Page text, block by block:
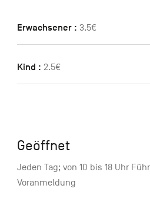
Erwachsener : 3.5€
Kind : 2.5€
Geöffnet
Jeden Tag; von 10 bis 18 Uhr
Voranmeldung